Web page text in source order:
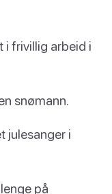
i frivillig arbeid i
snømann.
julesanger i
på